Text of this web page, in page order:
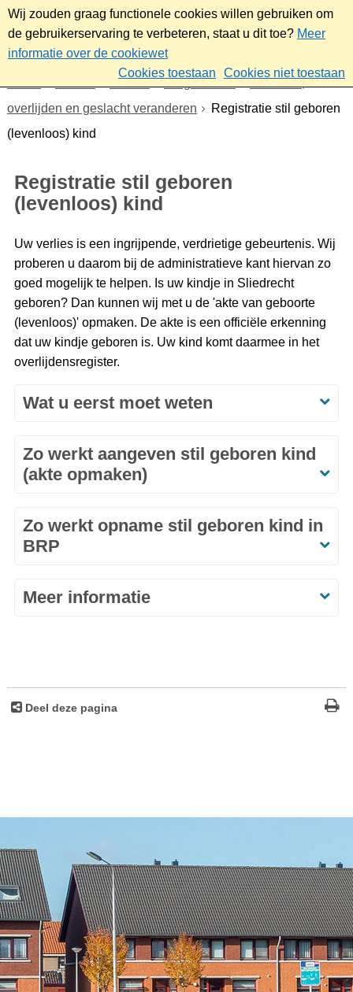
Wij zouden graag functionele cookies willen gebruiken om
de gebruikerservaring te verbeteren, staat u dit toe? Meer
informatie over de cookiewet
Cookies toestaan
Cookies niet toestaan
Wonen Burgerzaken
Geboorte,
overlijden en geslacht veranderen
Registratie stil geboren
(levenloos) kind
Registratie stil geboren
(levenloos) kind
Uw verlies is een ingrijpende, verdrietige gebeurtenis. Wij
proberen u daarom bij de administratieve kant hiervan zo
goed mogelijk te helpen. Is uw kindje in Sliedrecht
geboren? Dan kunnen wij met u de 'akte van geboorte
(levenloos)' opmaken. De akte is een officiële erkenning
dat uw kindje geboren is. Uw kind komt daarmee in het
overlijdensregister.
Wat u eerst moet weten
Zo werkt aangeven stil geboren kind
(akte opmaken)
Zo werkt opname stil geboren kind in
BRP
Meer informatie
Deel deze pagina